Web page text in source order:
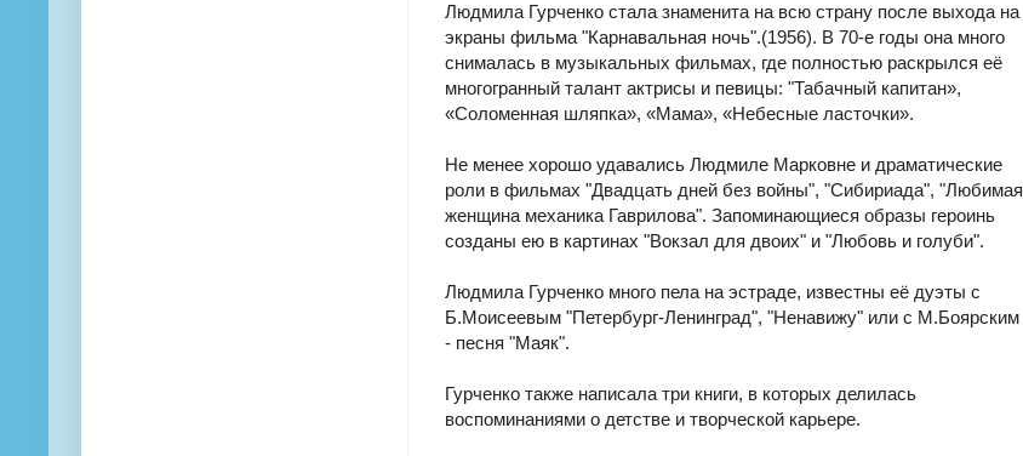
Людмила Гурченко стала знаменита на всю страну после выхода на
экраны фильма "Карнавальная ночь".(1956). В 70-е годы она много
снималась в музыкальных фильмах, где полностью раскрылся её
многогранный талант актрисы и певицы: "Табачный капитан»,
«Соломенная шляпка», «Мама», «Небесные ласточки».
Не менее хорошо удавались Людмиле Марковне и драматические
роли в фильмах "Двадцать дней без войны", "Сибириада", "Любимая
женщина механика Гаврилова". Запоминающиеся образы героинь
созданы ею в картинах "Вокзал для двоих" и "Любовь и голуби".
Людмила Гурченко много пела на эстраде, известны её дуэты с
Б.Моисеевым "Петербург-Ленинград", "Ненавижу" или с М.Боярским
- песня "Маяк".
Гурченко также написала три книги, в которых делилась
воспоминаниями о детстве и творческой карьере.